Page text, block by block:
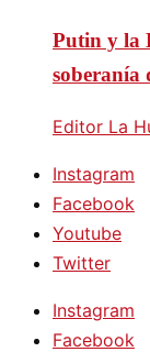
Putin y la
soberanía
Editor La
Instagram
Facebook
Youtube
Twitter
Instagram
Facebook